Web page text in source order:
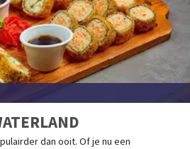
dan ooit. Of je nu een